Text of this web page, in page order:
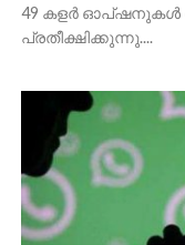
49 കളര്‍ ഓപ്ഷനുകള്‍
പ്രതീക്ഷിക്കുന്നു....